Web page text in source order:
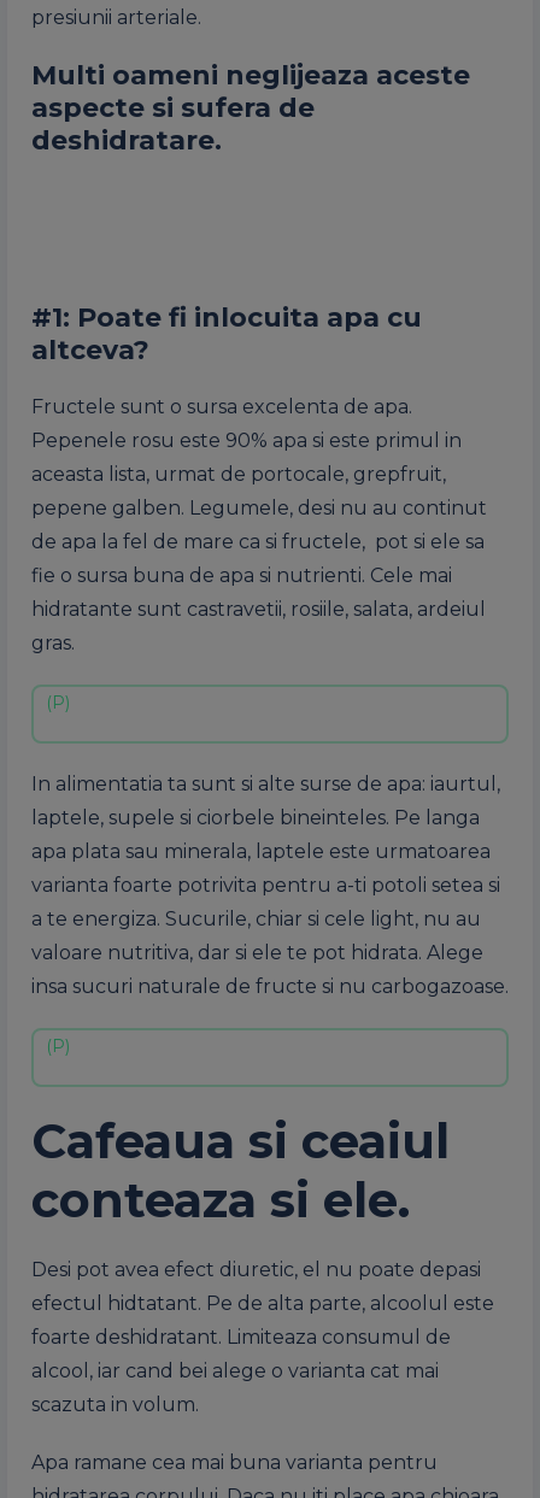
presiunii arteriale.
Multi oameni neglijeaza aceste
aspecte si sufera de
deshidratare.
#1: Poate fi inlocuita apa cu
altceva?
Fructele sunt o sursa excelenta de apa.
Pepenele rosu este 90% apa si este primul in
aceasta lista, urmat de portocale, grepfruit,
pepene galben. Legumele, desi nu au continut
de apa la fel de mare ca si fructele, pot si ele sa
fie o sursa buna de apa si nutrienti. Cele mai
hidratante sunt castravetii, rosiile, salata, ardeiul
gras.
In alimentatia ta sunt si alte surse de apa: iaurtul,
laptele, supele si ciorbele bineinteles. Pe langa
apa plata sau minerala, laptele este urmatoarea
varianta foarte potrivita pentru a-ti potoli setea si
a te energiza. Sucurile, chiar si cele light, nu au
valoare nutritiva, dar si ele te pot hidrata. Alege
insa sucuri naturale de fructe si nu carbogazoase.
Cafeaua si ceaiul
conteaza si ele.
Desi pot avea efect diuretic, el nu poate depasi
efectul hidtatant. Pe de alta parte, alcoolul este
foarte deshidratant. Limiteaza consumul de
alcool, iar cand bei alege o varianta cat mai
scazuta in volum.
Apa ramane cea mai buna varianta pentru